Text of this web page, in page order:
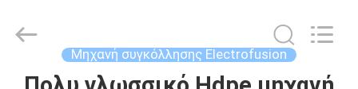
Mingmai
Technology
Reserved.
Μηχανή συγκόλλησης Electrofusion